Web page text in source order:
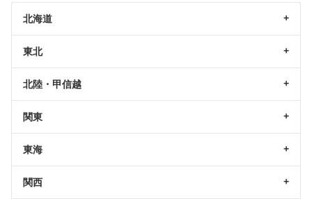
北海道
東北
北陸・甲信越
関東
東海
関西